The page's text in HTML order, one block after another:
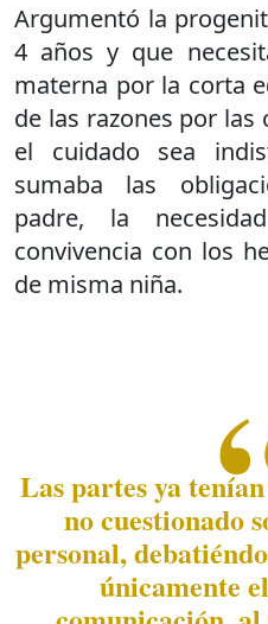
Argumentó la
4 años y que
materna por la corta
de las razones por las
el cuidado sea
sumaba las
padre, la
convivencia con los
de misma niña.
Las partes ya
no cuestionado
personal,
únicamente